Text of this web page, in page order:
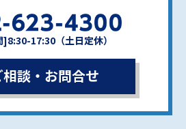
17:30（土日定休）
相談・お問合せ